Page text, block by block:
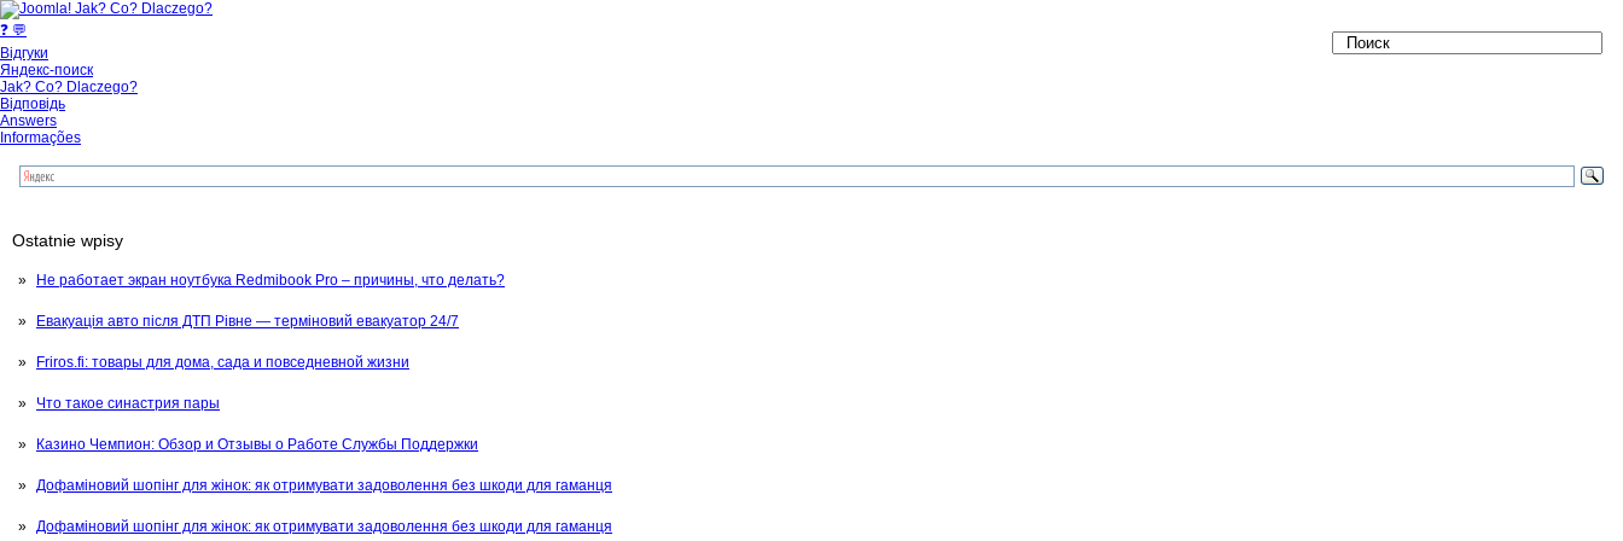
❓ 💬
Відгуки
Яндекс-поиск
Jak? Co? Dlaczego?
Відповідь
Answers
Informações
Ostatnie wpisy
Не работает экран ноутбука Redmibook Pro – причины, что делать?
Евакуація авто після ДТП Рівне — терміновий евакуатор 24/7
Friros.fi: товары для дома, сада и повседневной жизни
Что такое синастрия пары
Казино Чемпион: Обзор и Отзывы о Работе Службы Поддержки
Дофаміновий шопінг для жінок: як отримувати задоволення без шкоди для гаманця
Дофаміновий шопінг для жінок: як отримувати задоволення без шкоди для гаманця